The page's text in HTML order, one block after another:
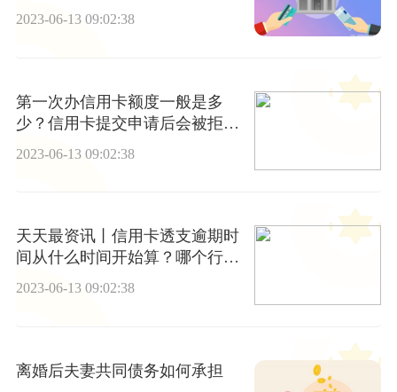
就业空间
2023-06-13 09:02:38
第一次办信用卡额度一般是多
少？信用卡提交申请后会被拒绝
2023-06-13 09:02:38
天天最资讯丨信用卡透支逾期时
间从什么时间开始算？哪个行的
信用卡申请最容易通过？
2023-06-13 09:02:38
离婚后夫妻共同债务如何承担